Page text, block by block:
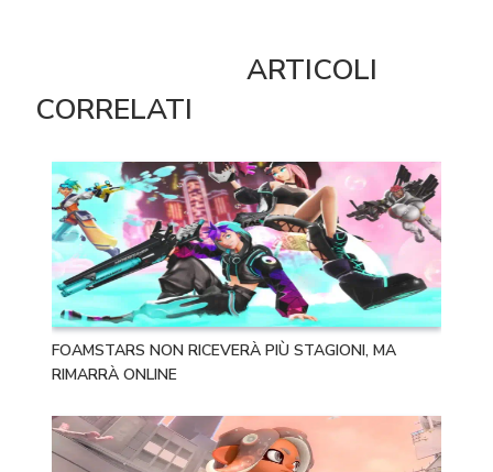
ARTICOLI
CORRELATI
FOAMSTARS NON RICEVERÀ PIÙ STAGIONI, MA
RIMARRÀ ONLINE